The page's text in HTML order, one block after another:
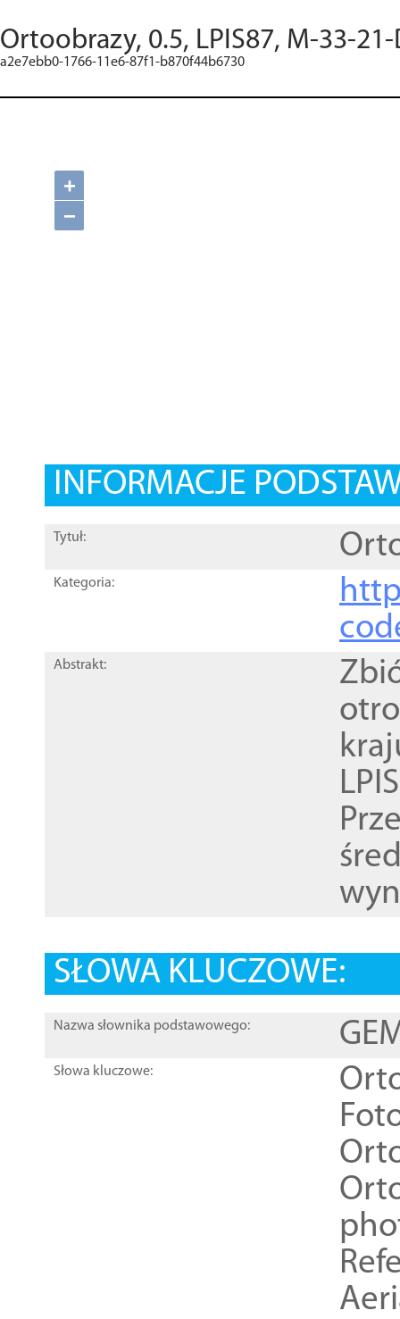
Ortoobrazy, 0.5, LPIS87, M-33-
a2e7ebb0-1766-11e6-87f1-b870f44b6730
+
−
INFORMACJE
Tytuł:
Kategoria:
Abstrakt:
SŁOWA KLUCZOWE:
Nazwa słownika podstawowego:
Słowa kluczowe: